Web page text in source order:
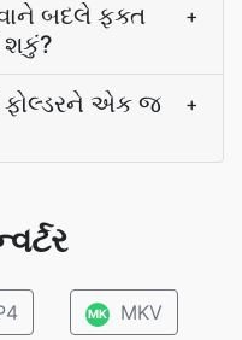
બદલે ફક્ત
+
ફોલ્ડરને એક જ
+
MK MKV